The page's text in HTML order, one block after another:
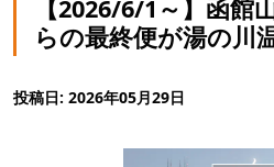
【2026/6/1～】函館
らの最終便が湯の川
投稿日: 2026年05月29日